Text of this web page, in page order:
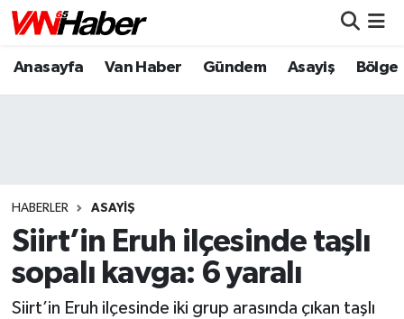
Anasayfa Van Haber Gündem Asayiş Bölge
HABERLER ASAYIŞ
Siirt’in Eruh ilçesinde taşlı
sopalı kavga: 6 yaralı
Siirt’in Eruh ilçesinde iki grup arasında çıkan taşlı
Nöbetçi Eczaneler
Puan Durumu ve Fikstür
Tüm Manşetler
Son Dakika Haberleri